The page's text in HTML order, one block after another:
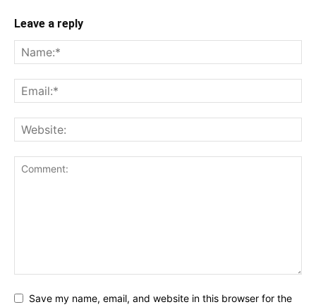
Leave a reply
Save my name, email, and website in this browser for the